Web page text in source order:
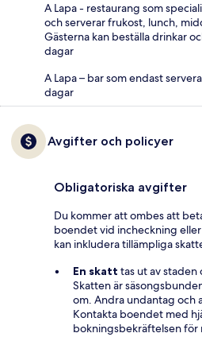
A Lapa - restaurang som
och serverar frukost, lunch,
Gästerna kan beställa drinkar
dagar
A Lapa – bar som endast
dagar
Avgifter och policyer
Obligatoriska avgifter
Du kommer att ombes att
boendet vid incheckning
kan inkludera tillämpliga
En skatt tas ut av
Skatten är
om. Andra undantag och
Kontakta boendet med
bokningsbekräftelsen för